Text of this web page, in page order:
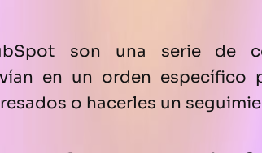
son una serie de
en un orden específico
o hacerles un